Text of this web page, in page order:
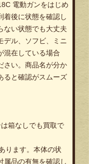
電動ガンをはじめ
着後に状態を確認し
ない状態でも大丈夫
デル、ソフビ、ミニ
混在している場合
さい。商品名が分か
ると確認がスムーズ
箱なしでも買取で
ります。本体の状
属品の有無を確認し